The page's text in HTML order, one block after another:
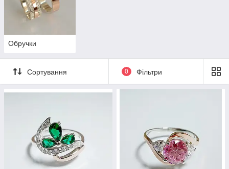
Обручки
Сортування 0 Фільтри